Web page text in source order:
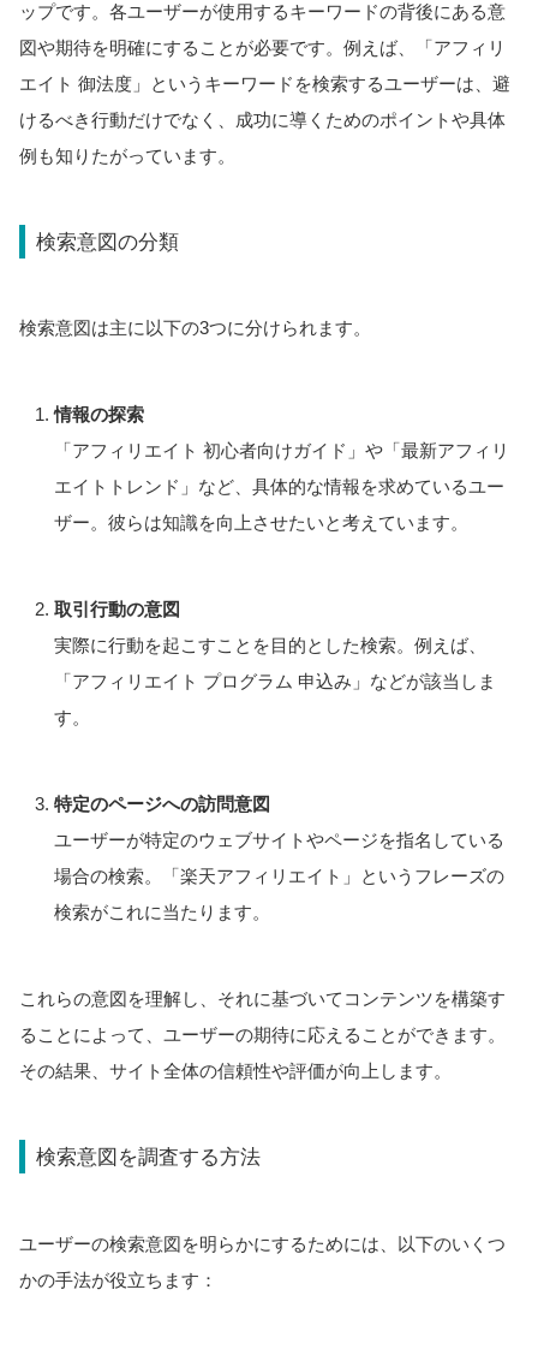
ップです。各ユーザーが使用するキーワードの背後にある意
図や期待を明確にすることが必要です。例えば、「アフィリ
エイト 御法度」というキーワードを検索するユーザーは、避
けるべき行動だけでなく、成功に導くためのポイントや具体
例も知りたがっています。
検索意図の分類
検索意図は主に以下の3つに分けられます。
情報の探索
「アフィリエイト 初心者向けガイド」や「最新アフィリ
エイトトレンド」など、具体的な情報を求めているユー
ザー。彼らは知識を向上させたいと考えています。
取引行動の意図
実際に行動を起こすことを目的とした検索。例えば、
「アフィリエイト プログラム 申込み」などが該当しま
す。
特定のページへの訪問意図
ユーザーが特定のウェブサイトやページを指名している
場合の検索。「楽天アフィリエイト」というフレーズの
検索がこれに当たります。
これらの意図を理解し、それに基づいてコンテンツを構築す
ることによって、ユーザーの期待に応えることができます。
その結果、サイト全体の信頼性や評価が向上します。
検索意図を調査する方法
ユーザーの検索意図を明らかにするためには、以下のいくつ
かの手法が役立ちます：